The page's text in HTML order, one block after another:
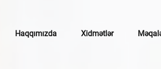
Haqqımızda Xidmətlər